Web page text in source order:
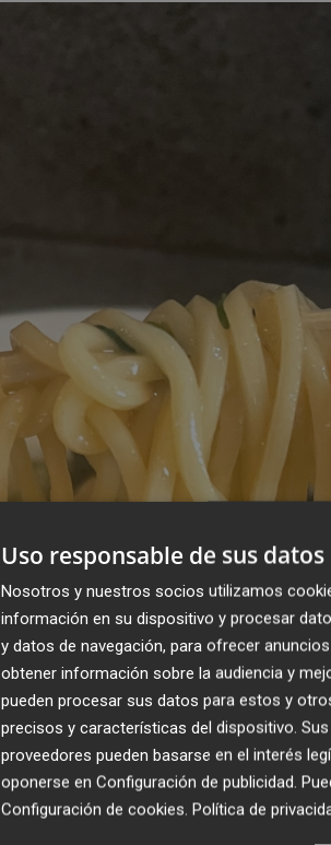
Uso responsable de sus datos
Nosotros y nuestros socios utilizamos
información en su dispositivo y procesar
y datos de navegación, para ofrecer
obtener información sobre la audiencia y
pueden procesar sus datos para estos y
precisos y características del dispositivo.
proveedores pueden basarse en el interés
oponerse en Configuración de publicidad.
Configuración de cookies. Política de